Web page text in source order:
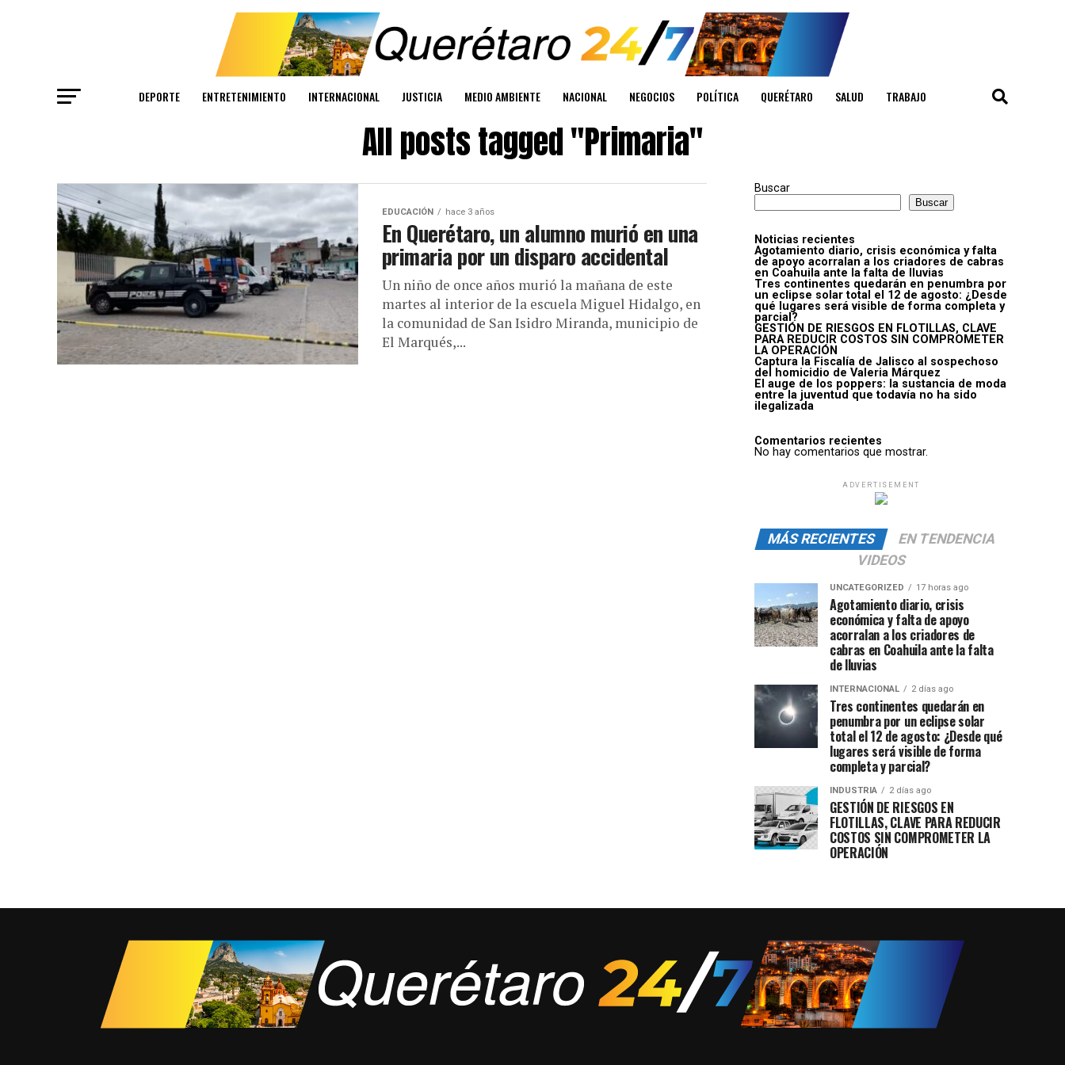
DEPORTE ENTRETENIMIENTO INTERNACIONAL JUSTICIA MEDIO AMBIENTE NACIONAL NEGOCIOS POLÍTICA QUERÉTARO SALUD TRABAJO
All posts tagged "Primaria"
EDUCACIÓN hace 3 años
En Querétaro, un alumno murió en una
primaria por un disparo accidental
Un niño de once años murió la mañana de este
martes al interior de la escuela Miguel Hidalgo, en
la comunidad de San Isidro Miranda, municipio de
El Marqués,...
Buscar
Buscar
Noticias recientes
Agotamiento diario, crisis económica y falta
de apoyo acorralan a los criadores de cabras
en Coahuila ante la falta de lluvias
Tres continentes quedarán en penumbra por
un eclipse solar total el 12 de agosto: ¿Desde
qué lugares será visible de forma completa y
parcial?
GESTIÓN DE RIESGOS EN FLOTILLAS, CLAVE
PARA REDUCIR COSTOS SIN COMPROMETER
LA OPERACIÓN
Captura la Fiscalía de Jalisco al sospechoso
del homicidio de Valeria Márquez
El auge de los poppers: la sustancia de moda
entre la juventud que todavía no ha sido
ilegalizada
Comentarios recientes
No hay comentarios que mostrar.
ADVERTISEMENT
MÁS RECIENTES
EN TENDENCIA
VIDEOS
UNCATEGORIZED 17 horas ago
Agotamiento diario, crisis
económica y falta de apoyo
acorralan a los criadores de
cabras en Coahuila ante la falta
de lluvias
INTERNACIONAL 2 días ago
Tres continentes quedarán en
penumbra por un eclipse solar
total el 12 de agosto: ¿Desde qué
lugares será visible de forma
completa y parcial?
INDUSTRIA 2 días ago
GESTIÓN DE RIESGOS EN
FLOTILLAS, CLAVE PARA REDUCIR
COSTOS SIN COMPROMETER LA
OPERACIÓN